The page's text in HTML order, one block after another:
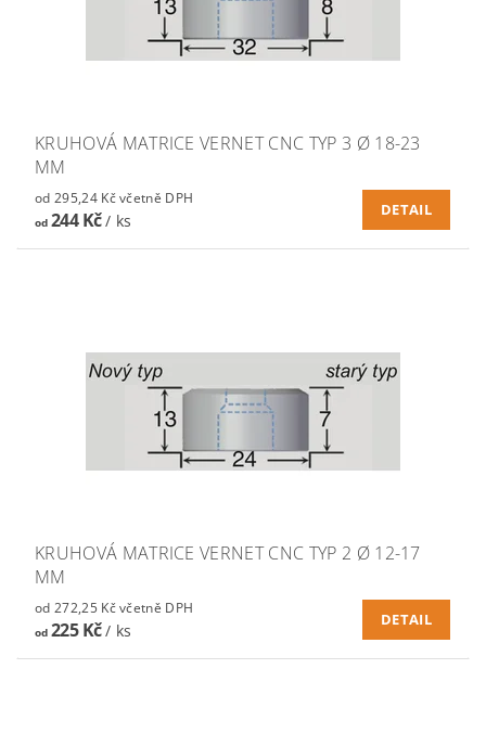
KRUHOVÁ MATRICE VERNET CNC TYP 3 Ø 18-23
MM
od 295,24 Kč včetně DPH
od244 Kč/ ks
DETAIL
KRUHOVÁ MATRICE VERNET CNC TYP 2 Ø 12-17
MM
od 272,25 Kč včetně DPH
od225 Kč/ ks
DETAIL